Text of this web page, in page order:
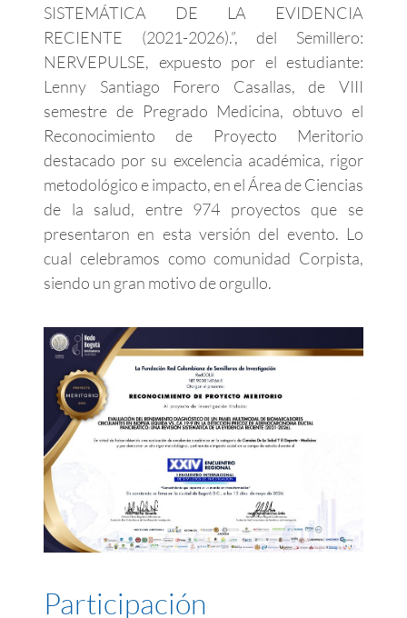
SISTEMÁTICA DE LA EVIDENCIA
RECIENTE (2021-2026).”, del Semillero:
NERVEPULSE, expuesto por el estudiante:
Lenny Santiago Forero Casallas, de VIII
semestre de Pregrado Medicina, obtuvo el
Reconocimiento de Proyecto Meritorio
destacado por su excelencia académica, rigor
metodológico e impacto, en el Área de Ciencias
de la salud, entre 974 proyectos que se
presentaron en esta versión del evento. Lo
cual celebramos como comunidad Corpista,
siendo un gran motivo de orgullo.
Participación